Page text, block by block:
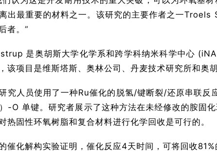
出最重要的材料之一。该研究的主要作者之一
者。”
是奥胡斯大学化学系和跨学科纳米科学中心
该项目是维斯塔斯、奥林公司、丹麦技术研究所和奥
究人员使用了一种Ru催化的脱氢/键断裂/还原串联
-O 单键。研究者展示了这种方法在未经修改的胺固
热固性环氧树脂和复合材料进行化学回收是可行的。
催化解构实验证明，催化反应4天时间，可将回收81%